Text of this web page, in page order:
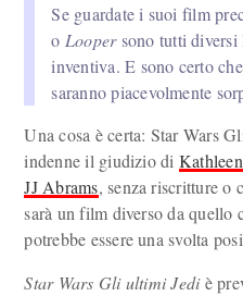
Se guardate i suoi film
o Loopersono tutti
inventiva. E sono certo
saranno piacevolmente
Una cosa è certa: Star Wars
indenne il giudizio di
JJ Abrams, senza riscritture o
sarà un film diverso da quello
potrebbe essere una svolta
Star Wars Gli ultimi Jediè